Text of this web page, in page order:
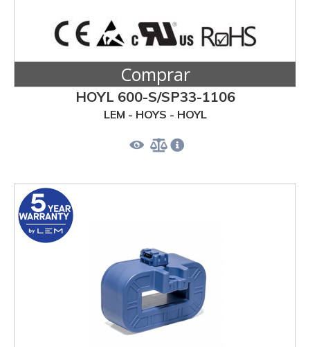
Comprar
HOYL 600-S/SP33-1106
LEM - HOYS - HOYL